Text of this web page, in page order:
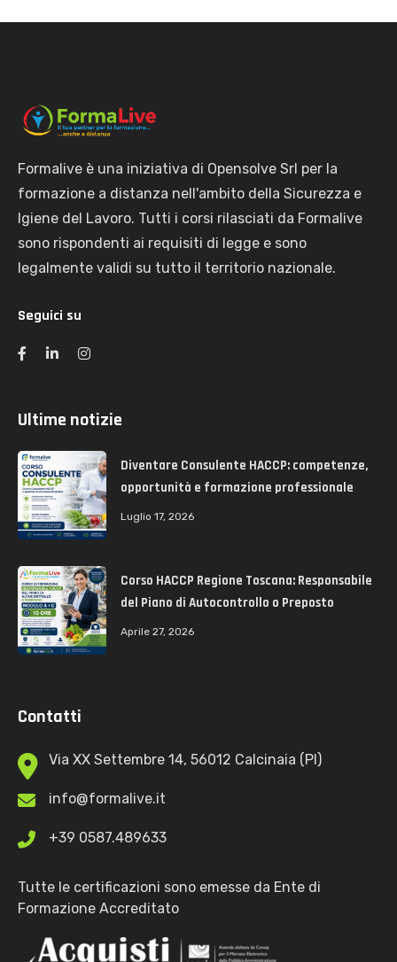
Formalive è una iniziativa di Opensolve Srl per la
formazione a distanza nell'ambito della Sicurezza e
Igiene del Lavoro. Tutti i corsi rilasciati da Formalive
sono rispondenti ai requisiti di legge e sono
legalmente validi su tutto il territorio nazionale.
Seguici su
Ultime notizie
Diventare Consulente HACCP: competenze,
opportunità e formazione professionale
Luglio 17, 2026
Corso HACCP Regione Toscana: Responsabile
del Piano di Autocontrollo o Preposto
Aprile 27, 2026
Contatti
Via XX Settembre 14, 56012 Calcinaia (PI)
info@formalive.it
+39 0587.489633
Tutte le certificazioni sono emesse da Ente di
Formazione Accreditato